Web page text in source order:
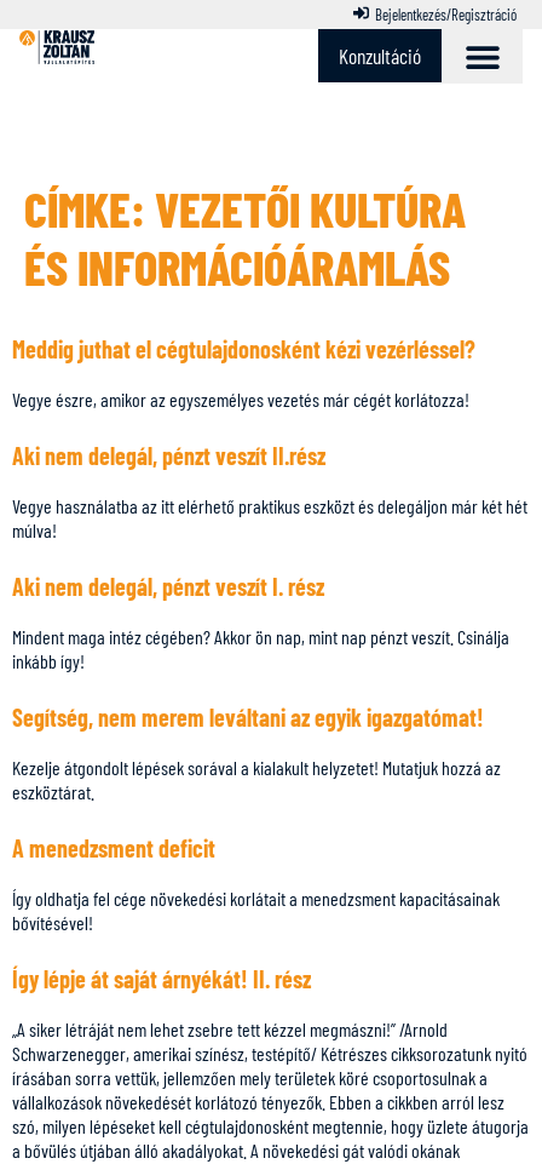
Bejelentkezés/Regisztráció
Konzultáció
CÍMKE: VEZETŐI KULTÚRA
ÉS INFORMÁCIÓÁRAMLÁS
Meddig juthat el cégtulajdonosként kézi vezérléssel?
Vegye észre, amikor az egyszemélyes vezetés már cégét korlátozza!
Aki nem delegál, pénzt veszít II.rész
Vegye használatba az itt elérhető praktikus eszközt és delegáljon már két hét
múlva!
Aki nem delegál, pénzt veszít I. rész
Mindent maga intéz cégében? Akkor ön nap, mint nap pénzt veszít. Csinálja
inkább így!
Segítség, nem merem leváltani az egyik igazgatómat!
Kezelje átgondolt lépések sorával a kialakult helyzetet! Mutatjuk hozzá az
eszköztárat.
A menedzsment deficit
Így oldhatja fel cége növekedési korlátait a menedzsment kapacitásainak
bővítésével!
Így lépje át saját árnyékát! II. rész
„A siker létráját nem lehet zsebre tett kézzel megmászni!” /Arnold
Schwarzenegger, amerikai színész, testépítő/ Kétrészes cikksorozatunk nyitó
írásában sorra vettük, jellemzően mely területek köré csoportosulnak a
vállalkozások növekedését korlátozó tényezők. Ebben a cikkben arról lesz
szó, milyen lépéseket kell cégtulajdonosként megtennie, hogy üzlete átugorja
a bővülés útjában álló akadályokat. A növekedési gát valódi okának